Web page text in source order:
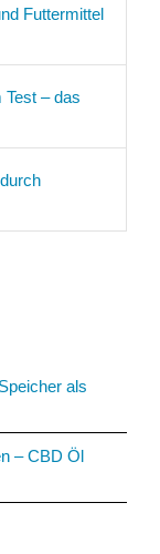
Futtermittel
Test – das
als
– CBD Öl